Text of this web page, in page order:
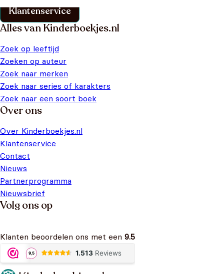
Klantenservice
Alles van Kinderboekjes.nl
Zoek op leeftijd
Zoeken op auteur
Zoek naar merken
Zoek naar series of karakters
Zoek naar een soort boek
Over ons
Over Kinderboekjes.nl
Klantenservice
Contact
Nieuws
Partnerprogramma
Nieuwsbrief
Volg ons op
Klanten beoordelen ons met een 9.5